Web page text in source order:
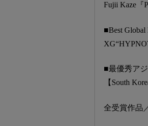
Fujii Kaze『
■Best Global
■最優秀ア
【South
全受賞作品